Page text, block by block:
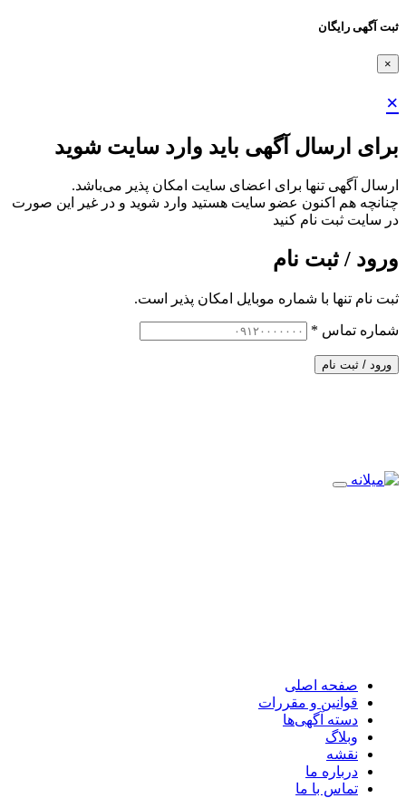
ثبت آگهی رایگان
×
×
برای ارسال آگهی باید وارد سایت شوید
ارسال آگهی تنها برای اعضای سایت امکان پذیر می‌باشد.
چنانچه هم‌ اکنون عضو سایت هستید وارد شوید و در غیر این صورت
در سایت ثبت نام کنید
ورود / ثبت نام
ثبت نام تنها با شماره موبایل امکان پذیر است.
شماره تماس *
ورود / ثبت نام
صفحه اصلی
قوانین و مقررات
دسته آگهی‌ها
وبلاگ
نقشه
درباره ما
تماس با ما